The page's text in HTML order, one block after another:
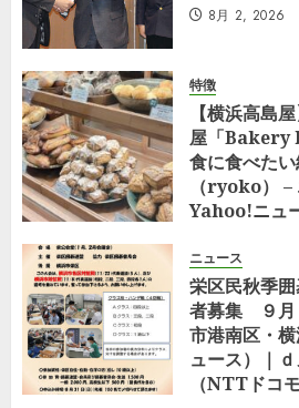
8月 2, 2026
特徴
【横浜高島
屋「Bakery
食に食べた
（ryoko） –
Yahoo!ニュ
ニュース
栄区民秋季
者募集 ９月
市港南区・
ュース）｜
（NTTドコモ